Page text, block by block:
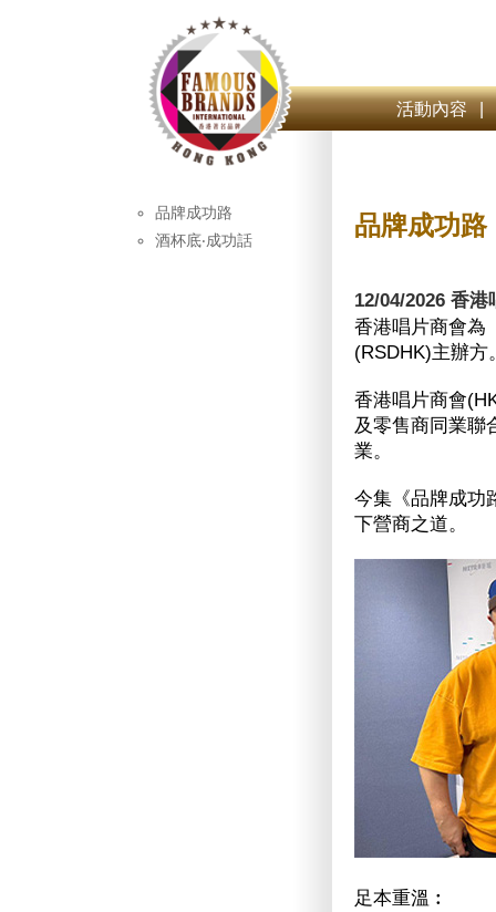
活動內容 |
品牌成功路
酒杯底‧成功話
品牌成功路
12/04/2026 香
香港唱片商會為
(RSDHK)主辦方
香港唱片商會
及零售商同業聯
業。
今集《品牌成功
下營商之道。
足本重溫︰